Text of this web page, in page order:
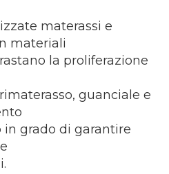
materassi e
materiali
la proliferazione
guanciale e
grado di garantire